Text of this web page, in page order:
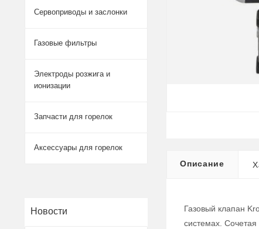
Описание
Газовый клапан
системах.
Сервоприводы и заслонки
Газовые фильтры
Электроды розжига и
ионизации
Запчасти для горелок
Аксессуары для горелок
Новости